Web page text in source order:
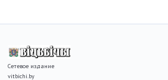
Сетевое издание
vitbichi.by